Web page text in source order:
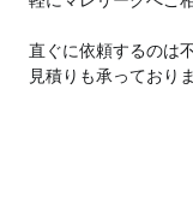
直ぐに依頼するのは
見積りも承っており